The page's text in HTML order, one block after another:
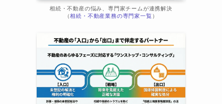
相続・不動産の悩み、専門家チームが連携解決
（相続・不動産業務の専門家一覧）